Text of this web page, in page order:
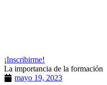
¡Inscribirme!
La importancia de la formación
mayo 19, 2023